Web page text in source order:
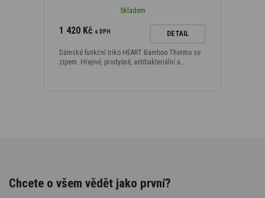
Skladem
1 420 Kč s DPH DETAIL
Dámské funkční triko HEART Bamboo Thermo se
zipem. Hřejivé, prodyšné, antibakteriální a…
Chcete o všem vědět jako první?